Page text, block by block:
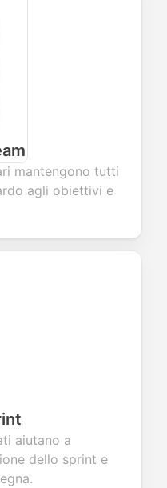
mantengono tutti
agli obiettivi e
aiutano a
dello sprint e